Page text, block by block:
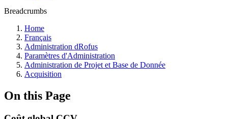
Breadcrumbs
Home
Français
Administration dRofus
Paramètres d'Administration
Administration de Projet et Base de Donnée
Acquisition
On this Page